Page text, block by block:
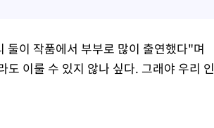
둘이 작품에서 부부로 많이 출연했다"며
이룰 수 있지 않나 싶다. 그래야 우리 인